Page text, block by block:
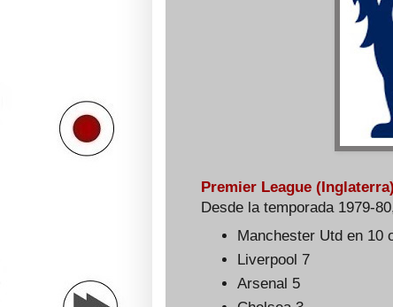
Premier League (Inglaterra)
Desde la temporada 1979-
Manchester Utd en 10
Liverpool 7
Arsenal 5